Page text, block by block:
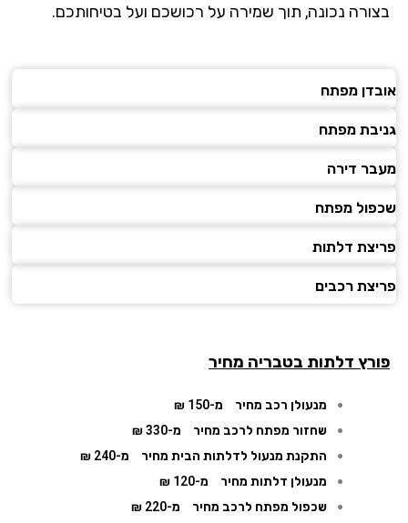
בצורה נכונה, תוך שמירה על רכושכם ועל בטיחותכם.
אובדן מפתח
גניבת מפתח
מעבר דירה
שכפול מפתח
פריצת דלתות
פריצת רכבים
פורץ דלתות בטבריה מחיר
מנעולן רכב מחיר
מ-150 ₪
שחזור מפתח לרכב מחיר
מ-330 ₪
התקנת מנעול לדלתות הבית מחיר
מ-240 ₪
מנעולן דלתות מחיר
מ-120 ₪
שכפול מפתח לרכב מחיר
מ-220 ₪